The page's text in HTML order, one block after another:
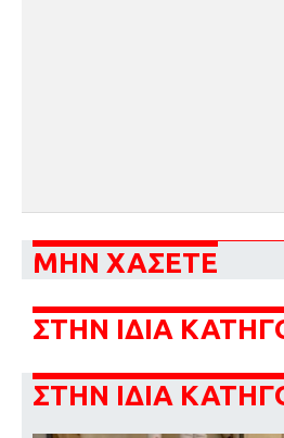
ΜΗΝ ΧΑΣΕΤΕ
ΣΤΗΝ ΙΔΙΑ
ΣΤΗΝ ΙΔΙΑ